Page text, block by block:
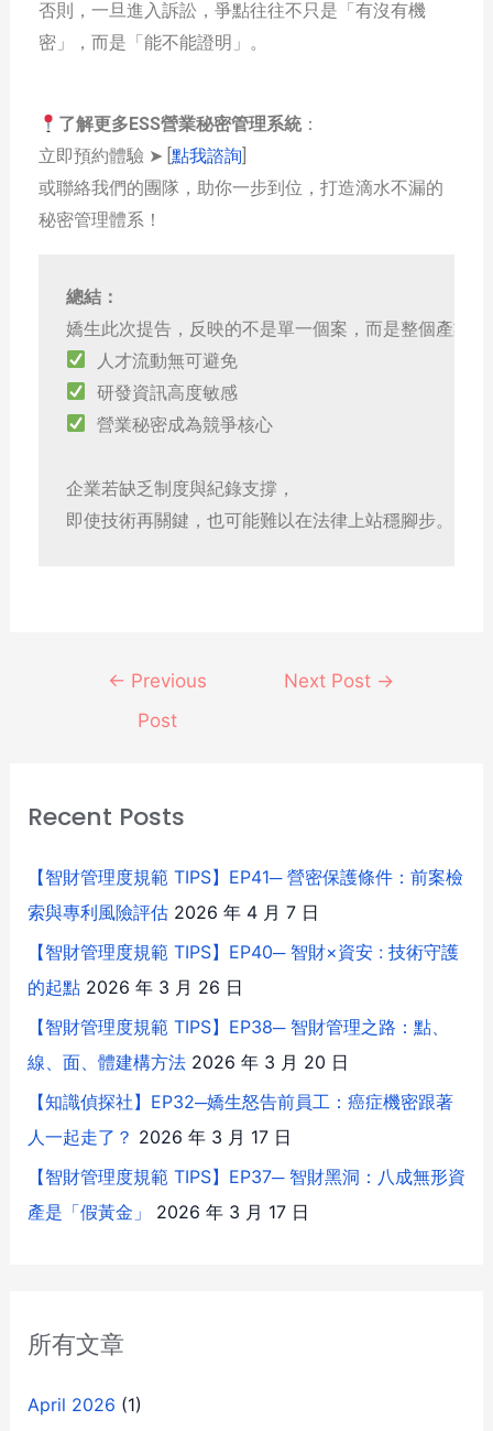
否則，一旦進入訴訟，爭點往往不只是「有沒有機
密」，而是「能不能證明」。
了解更多ESS營業秘密管理系統：
立即預約體驗 ➤ [ 點我諮詢
或聯絡我們的團隊，助你一步到位，打造滴水不漏的
秘密管理體系！
總結：
嬌生此次提告，反映的不是單一個案，而是整個產業
人才流動無可避免
研發資訊高度敏感
營業秘密成為競爭核心
企業若缺乏制度與紀錄支撐，
即使技術再關鍵，也可能難以在法律上站穩腳步。
← Previous
Post
Next Post →
Recent Posts
【智財管理度規範 TIPS】EP41─ 營密保護條件：前案檢
索與專利風險評估 2026 年 4 月 7 日
【智財管理度規範 TIPS】EP40─ 智財×資安 : 技術守護
的起點 2026 年 3 月 26 日
【智財管理度規範 TIPS】EP38─ 智財管理之路：點、
線、面、體建構方法 2026 年 3 月 20 日
【知識偵探社】EP32─嬌生怒告前員工：癌症機密跟著
人一起走了？ 2026 年 3 月 17 日
【智財管理度規範 TIPS】EP37─ 智財黑洞：八成無形資
產是「假黃金」
2026 年 3 月 17 日
所有文章
April 2026 (1)